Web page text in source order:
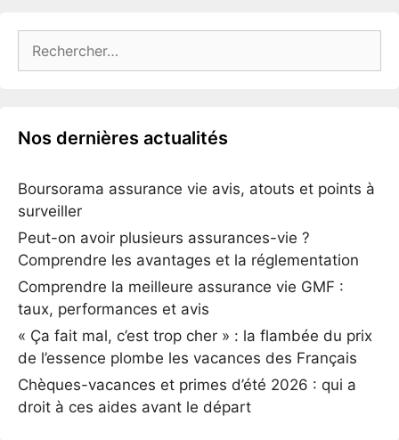
Nos dernières actualités
Boursorama assurance vie avis, atouts et points à
surveiller
Peut-on avoir plusieurs assurances-vie ?
Comprendre les avantages et la réglementation
Comprendre la meilleure assurance vie GMF :
taux, performances et avis
« Ça fait mal, c’est trop cher » : la flambée du prix
de l’essence plombe les vacances des Français
Chèques-vacances et primes d’été 2026 : qui a
droit à ces aides avant le départ